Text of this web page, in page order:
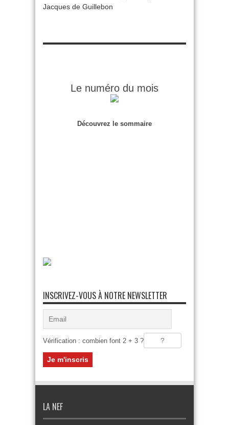
Jacques de Guillebon
Le numéro du mois
Découvrez le sommaire
INSCRIVEZ-VOUS À NOTRE NEWSLETTER
Vérification : combien font 2 + 3 ?
LA NEF